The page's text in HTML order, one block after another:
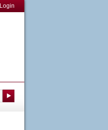
Login